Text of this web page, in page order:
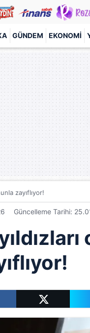
GÜNDEM EKONOMI
zayıflıyor!
Güncelleme Tarihi: